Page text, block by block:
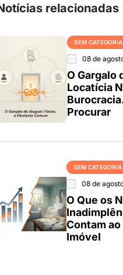
relacionadas
SEM CATEGORIA
08 de
O Gargalo
Locatícia
Procurar
SEM CATEGORIA
08 de
O Que os
Contam
Imóvel